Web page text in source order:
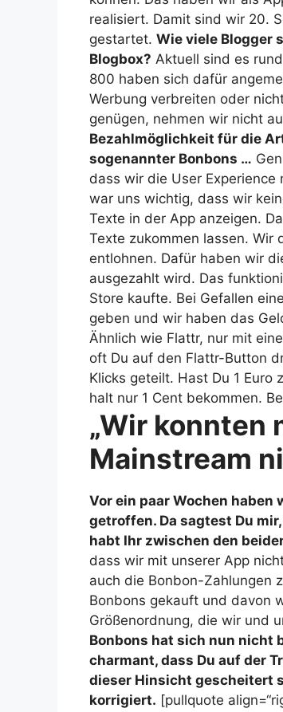
realisiert. Damit sind wir 20.
gestartet. Wie viele Blogger
Blogbox? Aktuell sind es
800 haben sich dafür
Werbung verbreiten oder
genügen, nehmen wir nicht
Bezahlmöglichkeit für die
sogenannter Bonbons …
dass wir die User
war uns wichtig, dass wir
Texte in der App anzeigen.
Texte zukommen lassen. Wir
entlohnen. Dafür haben wir
ausgezahlt wird. Das
Store kaufte. Bei Gefallen
geben und wir haben das
Ähnlich wie Flattr, nur mit
oft Du auf den Flattr-Button
Klicks geteilt. Hast Du 1
halt nur 1 Cent bekommen.
„Wir konnten
Mainstream
Vor ein paar Wochen haben
getroffen. Da sagtest Du
habt Ihr zwischen den
dass wir mit unserer App
auch die Bonbon-Zahlungen
Bonbons gekauft und davon
Größenordnung, die wir und
Bonbons hat sich nun nicht
charmant, dass Du auf der
dieser Hinsicht gescheitert
korrigiert. [pullquote